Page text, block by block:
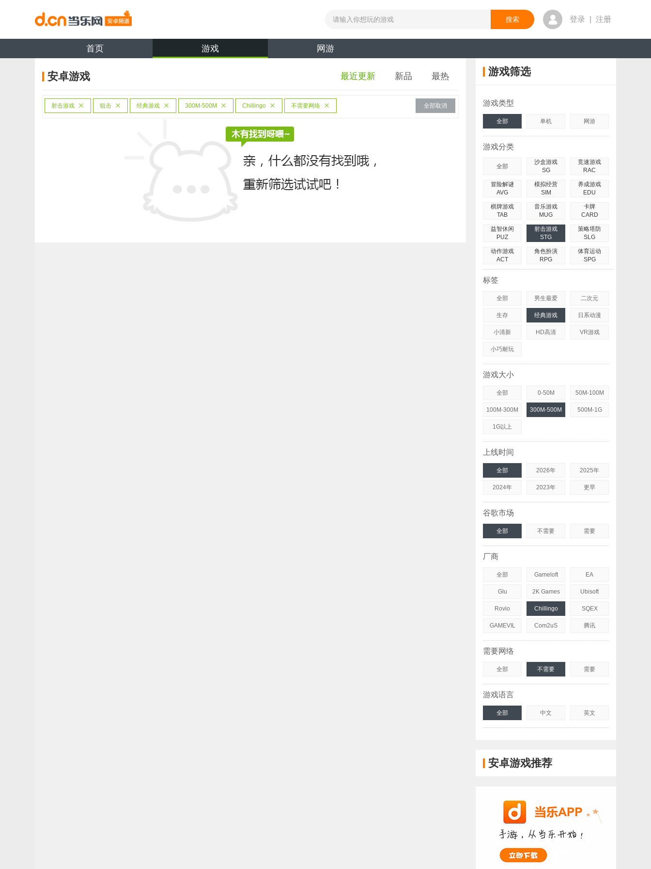
登录 注册
首页 游戏 网游
安卓游戏 最近更新 新品 最热
射击游戏 狙击 经典游戏 300M-500M Chillingo 不需要网络 全部取消
游戏筛选
游戏类型
全部 单机 网游
游戏分类
全部
沙盒游戏
SG
竞速游戏
RAC
冒险解谜
AVG
模拟经营
SIM
养成游戏
EDU
棋牌游戏
TAB
音乐游戏
MUG
卡牌
CARD
益智休闲
PUZ
射击游戏
STG
策略塔防
SLG
动作游戏
ACT
角色扮演
RPG
体育运动
SPG
标签
全部 男生最爱 二次元
生存 经典游戏 日系动漫
小清新 HD高清 VR游戏
小巧耐玩
游戏大小
全部 0-50M 50M-100M
100M-300M 300M-500M 500M-1G
1G以上
上线时间
全部 2026年 2025年
2024年 2023年 更早
谷歌市场
全部 不需要 需要
厂商
全部 Gameloft EA
Glu 2K Games Ubisoft
Rovio Chillingo SQEX
GAMEVIL Com2uS 腾讯
需要网络
全部 不需要 需要
游戏语言
全部 中文 英文
安卓游戏推荐